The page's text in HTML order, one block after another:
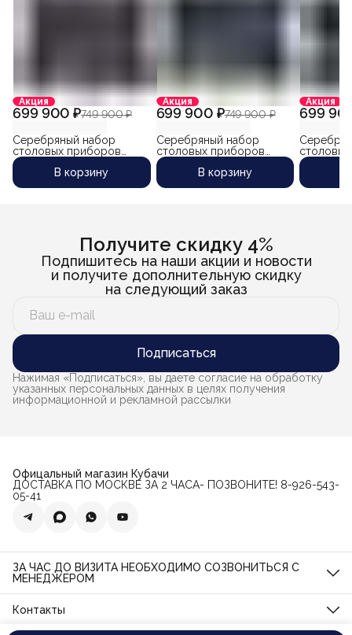
Акция
699 900 ₽749 900 ₽
Серебряный набор
столовых приборов
"Карибо-2" на 12 персон
(48 предметов)
В корзину
Акция
699 900 ₽749 900 ₽
Серебряный набор
столовых приборов
"Лазурный-3" на 12
персон (48 предмета)
В корзину
Акция
699
Получите скидку 4%
Подпишитесь на наши акции и новости
и получите дополнительную скидку
на следующий заказ
Подписаться
Нажимая «Подписаться», вы даете согласие на обработку
указанных персональных данных в целях получения
информационной и рекламной рассылки
Офицальный магазин Кубачи
ДОСТАВКА ПО МОСКВЕ ЗА 2 ЧАСА- ПОЗВОНИТЕ! 8-926-543-
05-41
ЗА ЧАС ДО ВИЗИТА НЕОБХОДИМО СОЗВОНИТЬСЯ С
МЕНЕДЖЕРОМ
О нас
Контакты
Адрес